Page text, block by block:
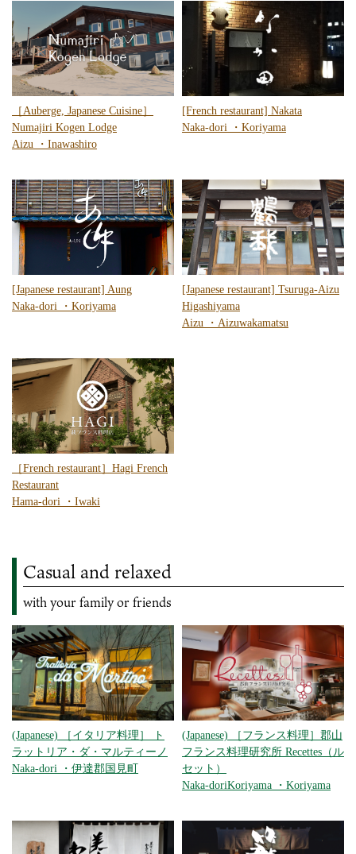
［Auberge, Japanese Cuisine］
Numajiri Kogen Lodge
Aizu ・ Inawashiro
[French restaurant] Nakata
Naka-dori ・ Koriyama
[Japanese restaurant] Aung
Naka-dori ・ Koriyama
[Japanese restaurant] Tsuruga-Aizu
Higashiyama
Aizu ・ Aizuwakamatsu
［French restaurant］Hagi French
Restaurant
Hama-dori ・ Iwaki
Casual and relaxed
with your family or friends
(Japanese) ［イタリア料理］ ト
ラットリア・ダ・マルティーノ
Naka-dori ・ 伊達郡国見町
(Japanese) ［フランス料理］郡山
フランス料理研究所 Recettes（ル
セット）
Naka-doriKoriyama ・ Koriyama